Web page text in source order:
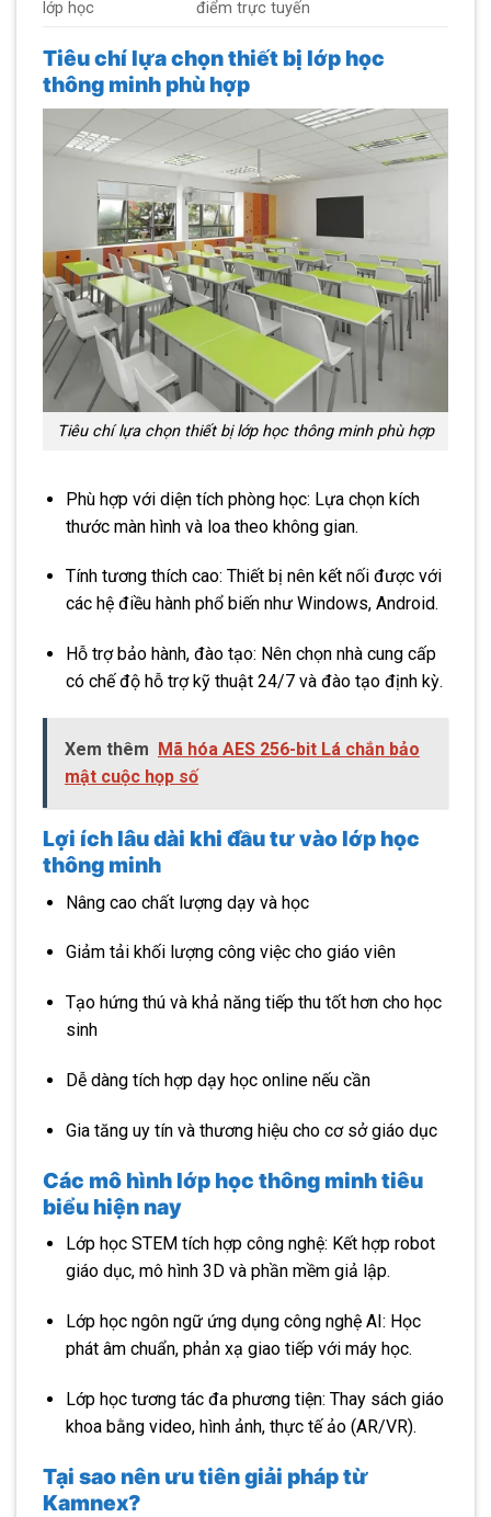
lớp học điểm trực tuyến
Tiêu chí lựa chọn thiết bị lớp học
thông minh phù hợp
Tiêu chí lựa chọn thiết bị lớp học thông minh phù hợp
Phù hợp với diện tích phòng học: Lựa chọn kích
thước màn hình và loa theo không gian.
Tính tương thích cao: Thiết bị nên kết nối được với
các hệ điều hành phổ biến như Windows, Android.
Hỗ trợ bảo hành, đào tạo: Nên chọn nhà cung cấp
có chế độ hỗ trợ kỹ thuật 24/7 và đào tạo định kỳ.
Xem thêm Mã hóa AES 256-bit Lá chắn bảo
mật cuộc họp số
Lợi ích lâu dài khi đầu tư vào lớp học
thông minh
Nâng cao chất lượng dạy và học
Giảm tải khối lượng công việc cho giáo viên
Tạo hứng thú và khả năng tiếp thu tốt hơn cho học
sinh
Dễ dàng tích hợp dạy học online nếu cần
Gia tăng uy tín và thương hiệu cho cơ sở giáo dục
Các mô hình lớp học thông minh tiêu
biểu hiện nay
Lớp học STEM tích hợp công nghệ: Kết hợp robot
giáo dục, mô hình 3D và phần mềm giả lập.
Lớp học ngôn ngữ ứng dụng công nghệ AI: Học
phát âm chuẩn, phản xạ giao tiếp với máy học.
Lớp học tương tác đa phương tiện: Thay sách giáo
khoa bằng video, hình ảnh, thực tế ảo (AR/VR).
Tại sao nên ưu tiên giải pháp từ
Kamnex?